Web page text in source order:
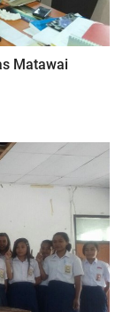
Matawai